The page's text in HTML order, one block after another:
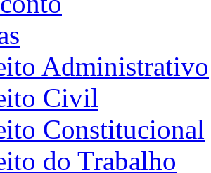
Administrativo
Civil
Constitucional
do Trabalho